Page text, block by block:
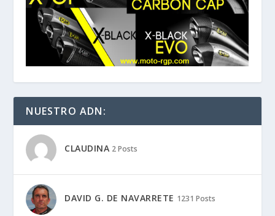
NUESTRO ADN:
CLAUDINA 2 Posts
DAVID G. DE NAVARRETE 1231 Posts